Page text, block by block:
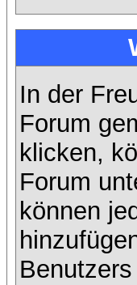
In der
Forum
klicken,
Forum
können